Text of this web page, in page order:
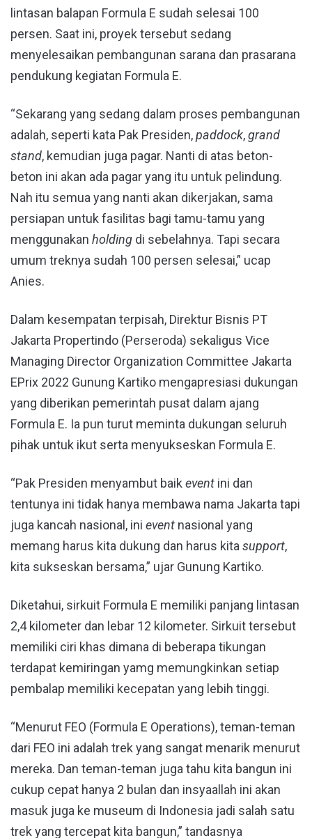
lintasan balapan Formula E sudah selesai 100
persen. Saat ini, proyek tersebut sedang
menyelesaikan pembangunan sarana dan prasarana
pendukung kegiatan Formula E.
“Sekarang yang sedang dalam proses pembangunan
adalah, seperti kata Pak Presiden,paddock,grand
stand, kemudian juga pagar. Nanti di atas beton-
beton ini akan ada pagar yang itu untuk pelindung.
Nah itu semua yang nanti akan dikerjakan, sama
persiapan untuk fasilitas bagi tamu-tamu yang
menggunakan holding di sebelahnya. Tapi secara
umum treknya sudah 100 persen selesai,” ucap
Anies.
Dalam kesempatan terpisah, Direktur Bisnis PT
Jakarta Propertindo (Perseroda) sekaligus Vice
Managing Director Organization Committee Jakarta
EPrix 2022 Gunung Kartiko mengapresiasi dukungan
yang diberikan pemerintah pusat dalam ajang
Formula E. Ia pun turut meminta dukungan seluruh
pihak untuk ikut serta menyukseskan Formula E.
“Pak Presiden menyambut baik event ini dan
tentunya ini tidak hanya membawa nama Jakarta tapi
juga kancah nasional, ini event nasional yang
memang harus kita dukung dan harus kita support,
kita sukseskan bersama,” ujar Gunung Kartiko.
Diketahui, sirkuit Formula E memiliki panjang lintasan
2,4 kilometer dan lebar 12 kilometer. Sirkuit tersebut
memiliki ciri khas dimana di beberapa tikungan
terdapat kemiringan yamg memungkinkan setiap
pembalap memiliki kecepatan yang lebih tinggi.
“Menurut FEO (Formula E Operations), teman-teman
dari FEO ini adalah trek yang sangat menarik menurut
mereka. Dan teman-teman juga tahu kita bangun ini
cukup cepat hanya 2 bulan dan insyaallah ini akan
masuk juga ke museum di Indonesia jadi salah satu
trek yang tercepat kita bangun,” tandasnya